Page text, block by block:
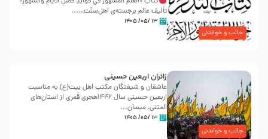
جالب و خواندنی
تألیف عالم برجسته‌ی اهل‌سنّت…...
۱۳ /۰۵/ ۱۴۰۵
جالب و خواندنی
زائران اربعین حسینی
عاشقان و شیفتگان مکتب اهل بیت(ع) به مناسبت
اربعین حسینی سال ۱۴۴۲هجری قمری از استان‌های
المثنی، میسان...
۱۳ /۰۵/ ۱۴۰۵